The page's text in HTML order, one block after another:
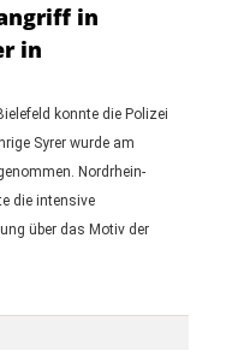
in
in
konnte die Polizei
Syrer wurde am
Nordrhein-
die intensive
über das Motiv der